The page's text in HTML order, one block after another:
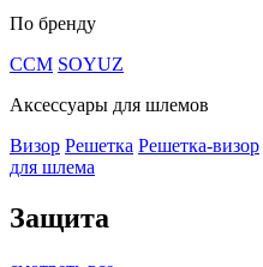
По бренду
CCM SOYUZ
Аксессуары для шлемов
Визор Решетка Решетка-визор
для шлема
Защита